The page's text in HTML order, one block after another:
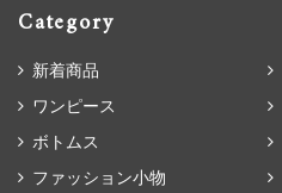
Category
新着商品
ワンピース
ボトムス
ファッション小物